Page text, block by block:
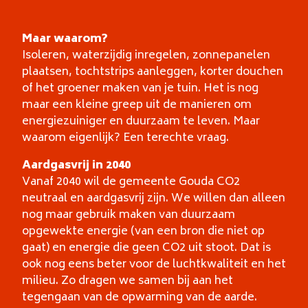
Maar waarom?
Isoleren, waterzijdig inregelen, zonnepanelen
plaatsen, tochtstrips aanleggen, korter douchen
of het groener maken van je tuin. Het is nog
maar een kleine greep uit de manieren om
energiezuiniger en duurzaam te leven. Maar
waarom eigenlijk? Een terechte vraag.
Aardgasvrij in 2040
Vanaf 2040 wil de gemeente Gouda CO2
neutraal en aardgasvrij zijn. We willen dan alleen
nog maar gebruik maken van duurzaam
opgewekte energie (van een bron die niet op
gaat) en energie die geen CO2 uit stoot. Dat is
ook nog eens beter voor de luchtkwaliteit en het
milieu. Zo dragen we samen bij aan het
tegengaan van de opwarming van de aarde.